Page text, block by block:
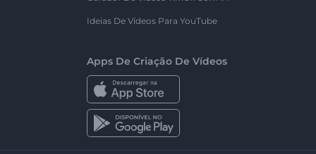
Ideias De Vídeos Para YouTube
Apps De Criação De Vídeos